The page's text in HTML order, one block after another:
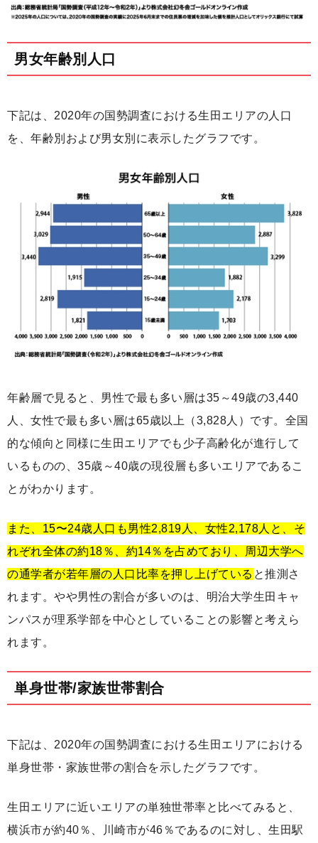
男女年齢別人口
下記は、2020年の国勢調査における生田エリアの人口
を、年齢別および男女別に表示したグラフです。
年齢層で見ると、男性で最も多い層は35～49歳の3,440
人、女性で最も多い層は65歳以上（3,828人）です。全国
的な傾向と同様に生田エリアでも少子高齢化が進行して
いるものの、35歳～40歳の現役層も多いエリアであるこ
とがわかります。
また、15〜24歳人口も男性2,819人、女性2,178人と、そ
れぞれ全体の約18％、約14％を占めており、周辺大学へ
の通学者が若年層の人口比率を押し上げている と推測さ
れます。やや男性の割合が多いのは、明治大学生田キャ
ンパスが理系学部を中心としていることの影響と考えら
れます。
単身世帯/家族世帯割合
下記は、2020年の国勢調査における生田エリアにおける
単身世帯・家族世帯の割合を示したグラフです。
生田エリアに近いエリアの単独世帯率と比べてみると、
横浜市が約40％、川崎市が46％であるのに対し、生田駅